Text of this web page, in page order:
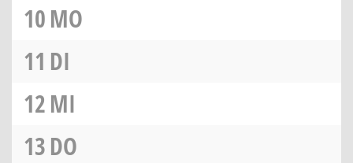
10MO
11 DI
12MI
13DO